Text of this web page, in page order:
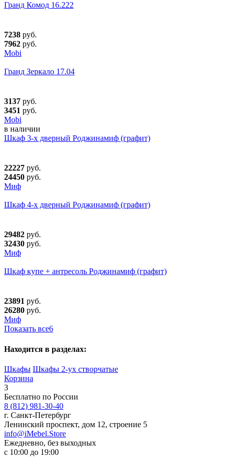
Гранд Комод 16.222
7238 руб.
7962 руб.
Mobi
Гранд Зеркало 17.04
3137 руб.
3451 руб.
Mobi
в наличии
Шкаф 3-х дверный Роджинамиф (графит)
22227 руб.
24450 руб.
Миф
Шкаф 4-х дверный Роджинамиф (графит)
29482 руб.
32430 руб.
Миф
Шкаф купе + антресоль Роджинамиф (графит)
23891 руб.
26280 руб.
Миф
Показать все6
Находится в разделах:
Шкафы Шкафы 2-ух створчатые
Корзина
3
Бесплатно по России
8 (812) 981-30-40
г. Санкт-Петербург
Ленинский проспект, дом 12, строение 5
info@iMebel.Store
Ежедневно, без выходных
с 10:00 до 19:00